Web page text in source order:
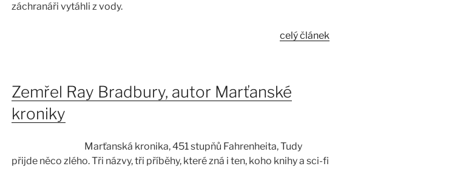
záchranáři vytáhli z vody.
celý článek
Zemřel Ray Bradbury, autor Marťanské
kroniky
Marťanská kronika, 451 stupňů Fahrenheita, Tudy
přijde něco zlého. Tři názvy, tři příběhy, které zná i ten, koho knihy a sci-fi